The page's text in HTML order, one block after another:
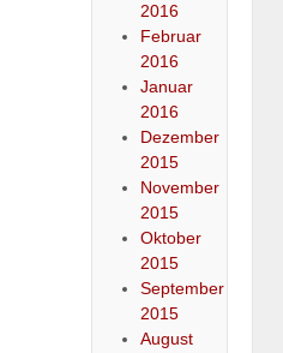
2016
Februar
2016
Januar
2016
Dezember
2015
November
2015
Oktober
2015
September
2015
August